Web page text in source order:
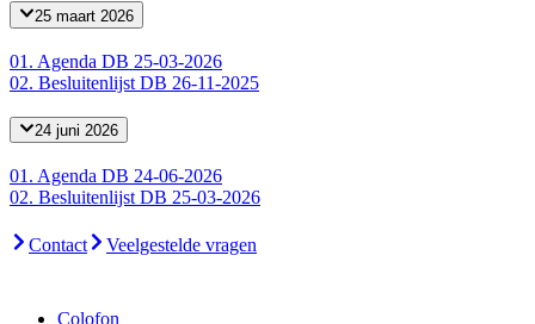
25 maart 2026
01. Agenda DB 25-03-2026
02. Besluitenlijst DB 26-11-2025
24 juni 2026
01. Agenda DB 24-06-2026
02. Besluitenlijst DB 25-03-2026
Contact Veelgestelde vragen
Colofon